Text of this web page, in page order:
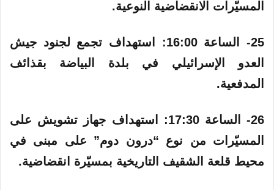
المسيّرات الانقضاضية النوعية.
25- الساعة 16:00:‏ استهداف تجمع لجنود جيش
العدو الإسرائيلي في بلدة البياضة بقذائف
المدفعية.
26- الساعة 17:30: استهداف جهاز تشويش على
المسيّرات من نوع “درون دوم” على مبنى في
محيط قلعة الشقيف التاريخية بمسيّرة انقضاضية.